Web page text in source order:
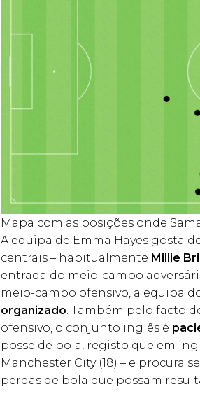
Mapa com as posições onde
A equipa de Emma Hayes gosta
centrais – habitualmente Millie
entrada do meio-campo
meio-campo ofensivo, a equipa
organizado. Também pelo facto
ofensivo, o conjunto inglês é
posse de bola, registo que em
Manchester City (18) – e procura
perdas de bola que possam